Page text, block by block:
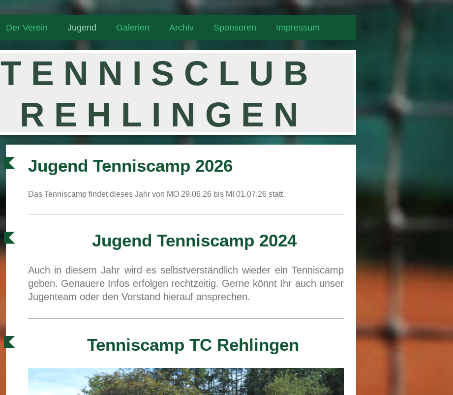
Der Verein Jugend Galerien Archiv Sponsoren Impressum
T E N N I S C L U B
R E H L I N G E N
Jugend Tenniscamp 2026
Das Tenniscamp findet dieses Jahr von MO 29.06.26 bis MI 01.07.26 statt.
Jugend Tenniscamp 2024
Auch in diesem Jahr wird es selbstverständlich wieder ein Tenniscamp
geben. Genauere Infos erfolgen rechtzeitig. Gerne könnt Ihr auch unser
Jugenteam oder den Vorstand hierauf ansprechen.
Tenniscamp TC Rehlingen